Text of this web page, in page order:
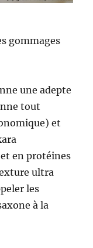
gommages
une adepte
tout
et
en protéines
ultra
les
à la